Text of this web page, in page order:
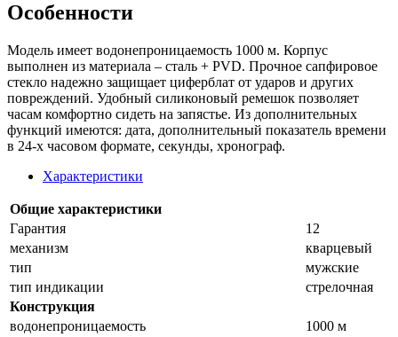
Особенности
Модель имеет водонепроницаемость 1000 м. Корпус
выполнен из материала – сталь + PVD. Прочное сапфировое
стекло надежно защищает циферблат от ударов и других
повреждений. Удобный силиконовый ремешок позволяет
часам комфортно сидеть на запястье. Из дополнительных
функций имеются: дата, дополнительный показатель времени
в 24-х часовом формате, секунды, хронограф.
Характеристики
Общие характеристики
Гарантия
12
механизм
кварцевый
тип
мужские
тип индикации
стрелочная
Конструкция
водонепроницаемость
1000 м